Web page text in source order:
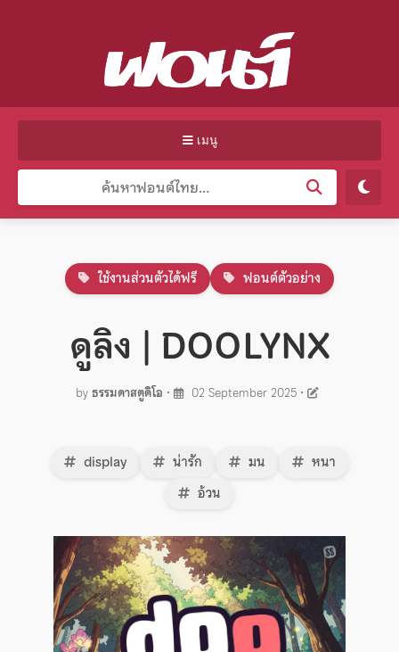
เมนู
ใช้งานส่วนตัวได้ฟรี ฟอนต์ตัวอย่าง
ดูลิง | DOOLYNX
byธรรมดาสตูดิโอ • 02 September 2025 •
display น่ารัก มน
หนา
อ้วน